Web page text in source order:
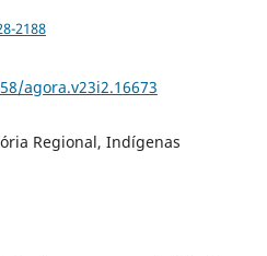
2188
agora.v23i2.16673
Regional, Indígenas